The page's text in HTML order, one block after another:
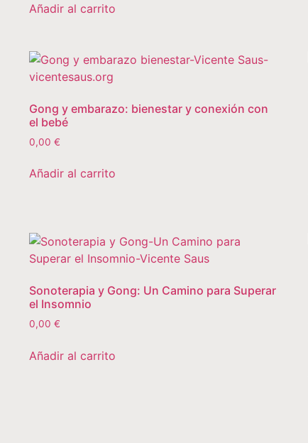
Añadir al carrito
Gong y embarazo: bienestar y conexión con
el bebé
0,00 €
Añadir al carrito
Sonoterapia y Gong: Un Camino para Superar
el Insomnio
0,00 €
Añadir al carrito